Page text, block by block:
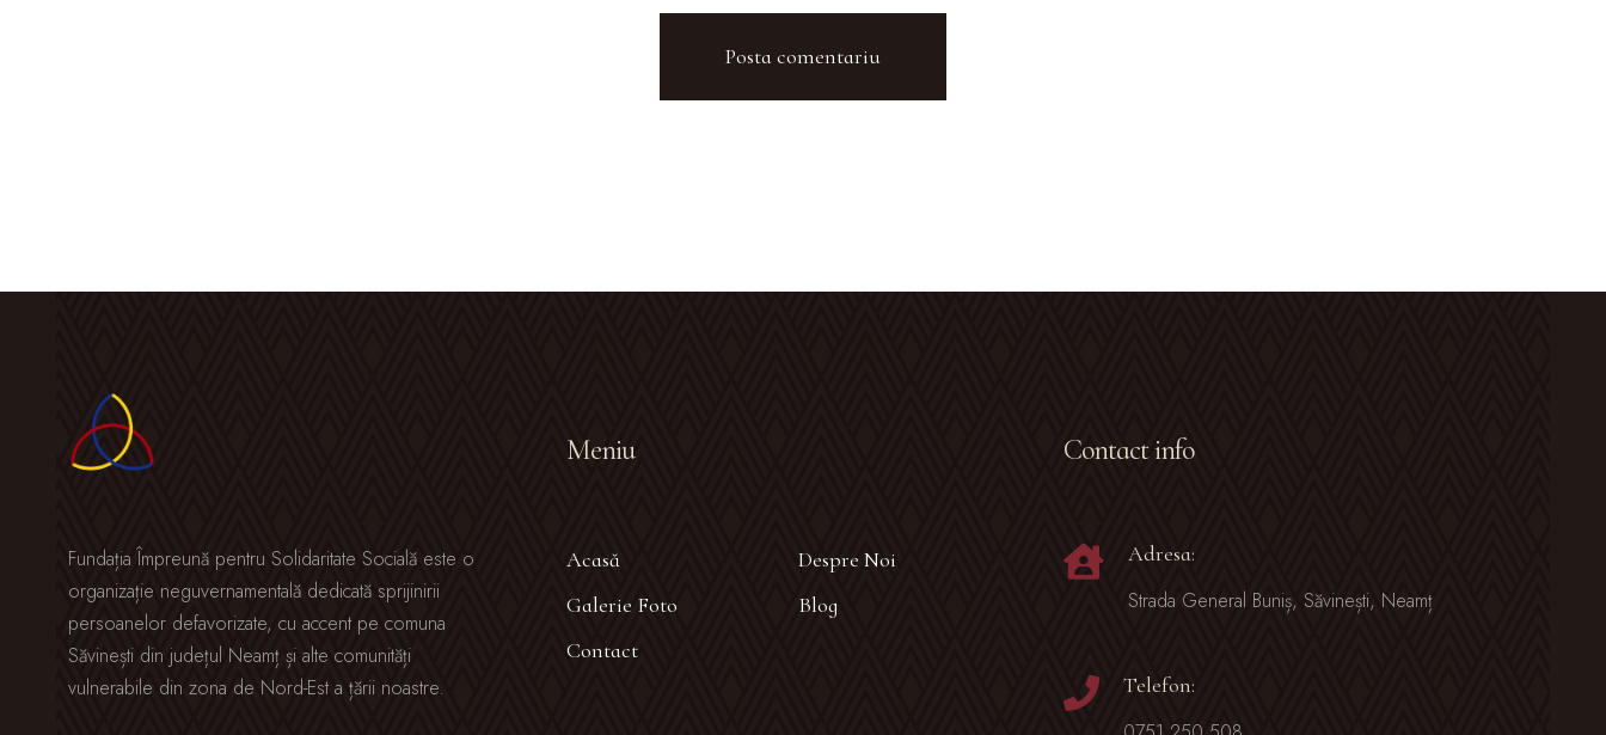
Fundația Împreună pentru Solidaritate Socială este o
organizație neguvernamentală dedicată sprijinirii
persoanelor defavorizate, cu accent pe comuna
Săvinești din județul Neamț și alte comunități
vulnerabile din zona de Nord-Est a țării noastre.
Meniu
Acasă
Despre Noi
Galerie Foto
Blog
Contact
Contact info
Adresa:
Strada General Buniș, Săvinești, Neamț
Telefon: